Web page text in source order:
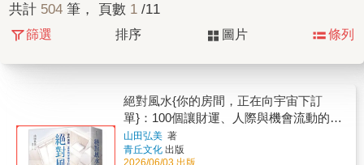
共計 504 筆， 頁數 1 /11
篩選 排序 圖片 條列
絕對風水{你的房間，正在向宇宙下訂
單}：100個讓財運、人際與機會流動的空
間習慣
山田弘美 著
青丘文化 出版